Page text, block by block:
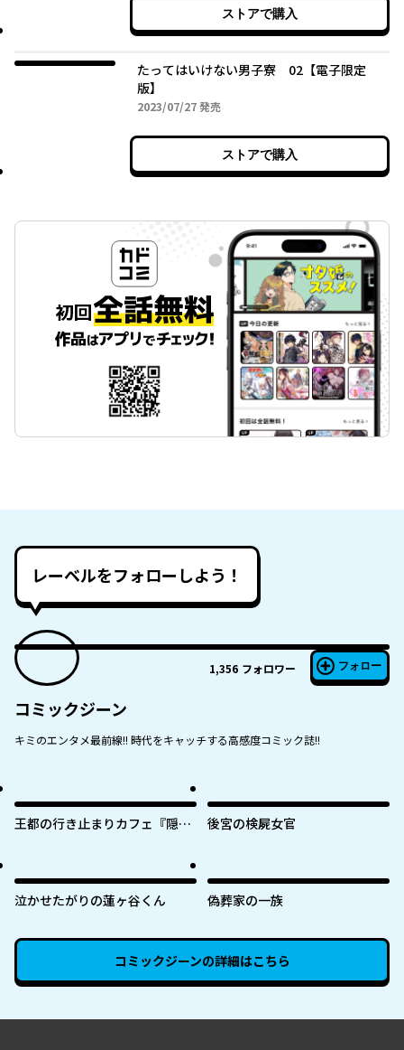
ストアで購入
たってはいけない男子寮 02【電子限定
版】
2023/07/272023年07月27日
発売
ストアで購入
レーベルをフォローしよう！
1,356 フォロワー フォロー
コミックジーン
キミのエンタメ最前線!! 時代をキャッチする高感度コミック誌!!
王都の行き止まりカフェ『隠れ
た私の店に筆頭文官様がくつろ
ぎに来ます～
後宮の検屍女官
泣かせたがりの蓮ヶ谷くん 偽葬家の一族
コミックジーンの詳細はこちら